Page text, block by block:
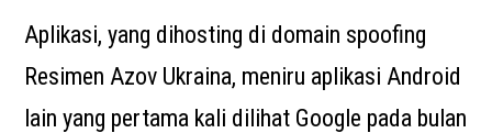
Aplikasi, yang dihosting di domain spoofing
Resimen Azov Ukraina, meniru aplikasi Android
lain yang pertama kali dilihat Google pada bulan